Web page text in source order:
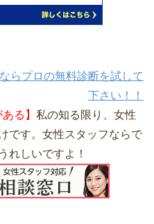
らプロの無料診断を試して
下さい！！
る】 私の知る限り、女性
です。女性スタッフならで
れしいですよ！